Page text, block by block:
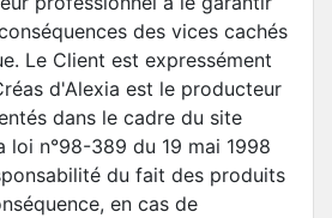
des vices cachés
Le Client est expressément
d'Alexia est le producteur
dans le cadre du site
loi n°98-389 du 19 mai 1998
du fait des produits
en cas de